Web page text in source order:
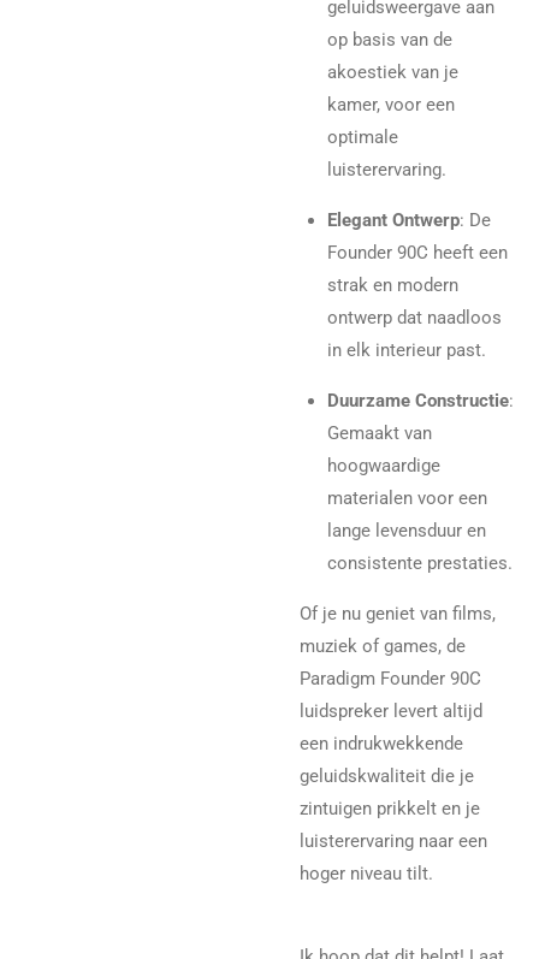
geluidsweergave aan
op basis van de
akoestiek van je
kamer, voor een
optimale
luisterervaring.
Elegant Ontwerp: De
Founder 90C heeft een
strak en modern
ontwerp dat naadloos
in elk interieur past.
Duurzame Constructie:
Gemaakt van
hoogwaardige
materialen voor een
lange levensduur en
consistente prestaties.
Of je nu geniet van films,
muziek of games, de
Paradigm Founder 90C
luidspreker levert altijd
een indrukwekkende
geluidskwaliteit die je
zintuigen prikkelt en je
luisterervaring naar een
hoger niveau tilt.